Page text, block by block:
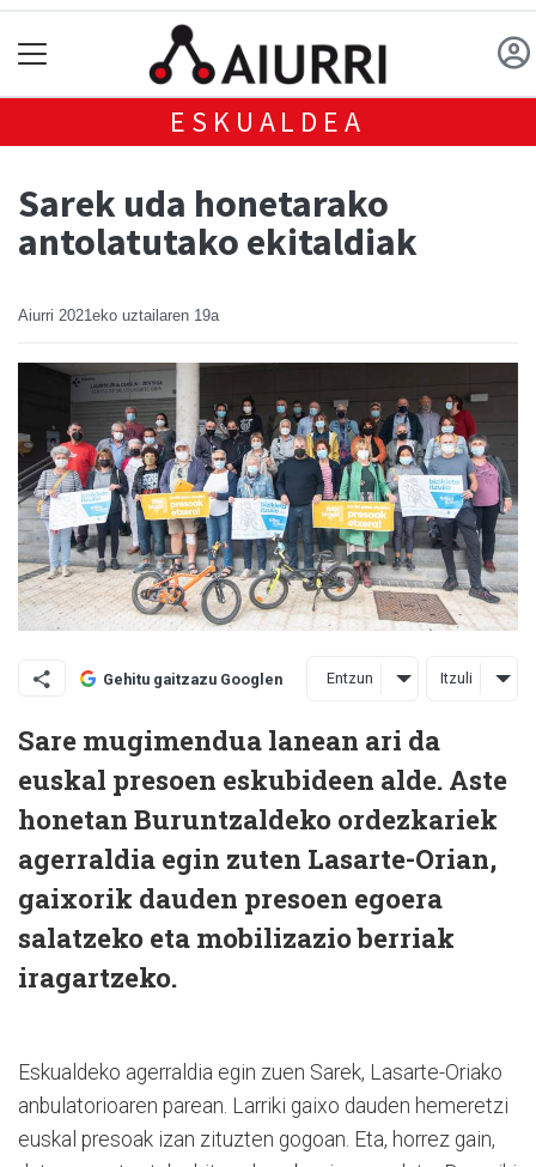
ESKUALDEA
Sarek uda honetarako
antolatutako ekitaldiak
Aiurri 2021eko uztailaren 19a
Gehitu gaitzazu Googlen Entzun Itzuli
Sare mugimendua lanean ari da
euskal presoen eskubideen alde. Aste
honetan Buruntzaldeko ordezkariek
agerraldia egin zuten Lasarte-Orian,
gaixorik dauden presoen egoera
salatzeko eta mobilizazio berriak
iragartzeko.
Eskualdeko agerraldia egin zuen Sarek, Lasarte-Oriako
anbulatorioaren parean. Larriki gaixo dauden hemeretzi
euskal presoak izan zituzten gogoan. Eta, horrez gain,